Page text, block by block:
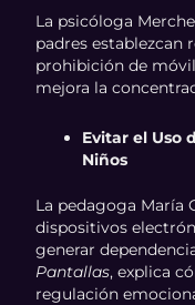
La psicóloga
padres establezcan
prohibición de
mejora la
Evitar el Uso
Niños
La pedagoga María
dispositivos
generar
Pantallas, explica
regulación